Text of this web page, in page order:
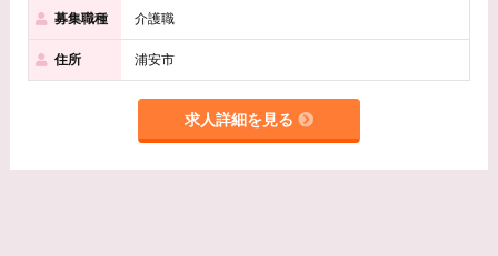
募集職種 介護職
住所 浦安市
求人詳細を見る